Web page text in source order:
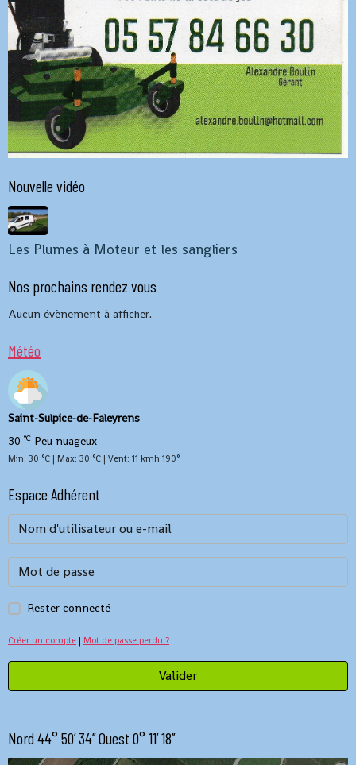
Nouvelle vidéo
Les Plumes à Moteur et les sangliers
Nos prochains rendez vous
Aucun évènement à afficher.
Météo
Saint-Sulpice-de-Faleyrens
30 °C Peu nuageux
Min: 30 °C | Max: 30 °C | Vent: 11 kmh 190°
Espace Adhérent
Rester connecté
Créer un compte | Mot de passe perdu ?
Valider
Nord 44° 50’ 34’’ Ouest 0° 11’ 18’’